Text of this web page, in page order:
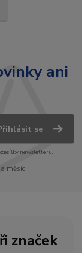
ani
se
newsletteru.
měsíc
značek